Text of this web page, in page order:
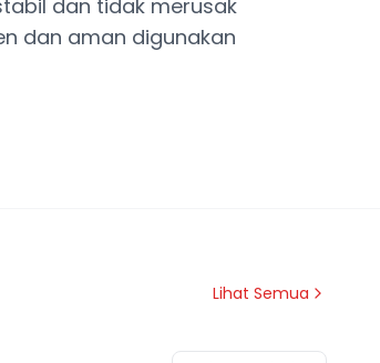
dan tidak merusak
dan aman digunakan
Lihat Semua